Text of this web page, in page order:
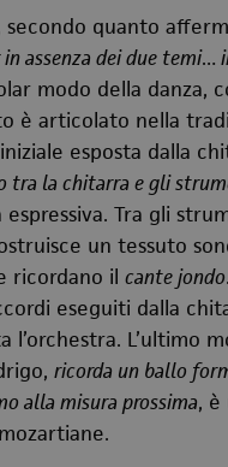
secondo quanto
assenza dei due
modo della danza,
è articolato nella
esposta dalla
tra la chitarra e gli
Tra gli
un tessuto
ricordano il cante jondo
eseguiti dalla
L’ultimo
ricorda un ballo
alla misura prossima, è